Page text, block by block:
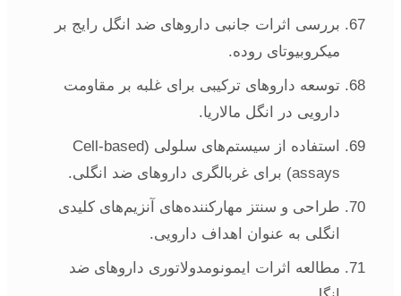
بررسی اثرات جانبی داروهای ضد انگل رایج بر
میکروبیوتای روده.
توسعه داروهای ترکیبی برای غلبه بر مقاومت
دارویی در انگل مالاریا.
استفاده از سیستم‌های سلولی (Cell-based
assays) برای غربالگری داروهای ضد انگلی.
طراحی و سنتز مهارکننده‌های آنزیم‌های کلیدی
انگلی به عنوان اهداف دارویی.
مطالعه اثرات ایمونومدولاتوری داروهای ضد